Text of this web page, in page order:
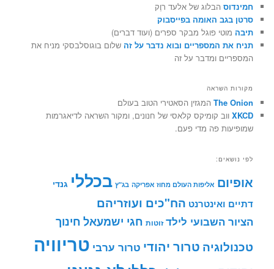
חמינדוס הבלוג של אלעד רוֶק
סרטן בגב האומה בפייסבוק
תיבה מוטי פוגל מבקר ספרים (ועוד דברים)
תניח את המספריים ובוא נדבר על זה שלום בוגוסלבסקי מניח את
המספריים ומדבר על זה
מקורות השראה
The Onion המגזין הסאטירי הטוב בעולם
XKCD ווב קומיקס קלאסי של חנונים, ומקור השראה לדיאגרמות
שמופיעות פה מדי פעם.
לפי נושאים:
אופיום אליפות העולם מחוז אפריקה בג"ץ בכללי גנדי
דתיים ואינטרנט הח"כים ועוזריהם
הציור השבועי לילד זוטות חגי ישמעאל חינוך
טכנולוגיה טרור יהודי טרור ערבי טריוויה